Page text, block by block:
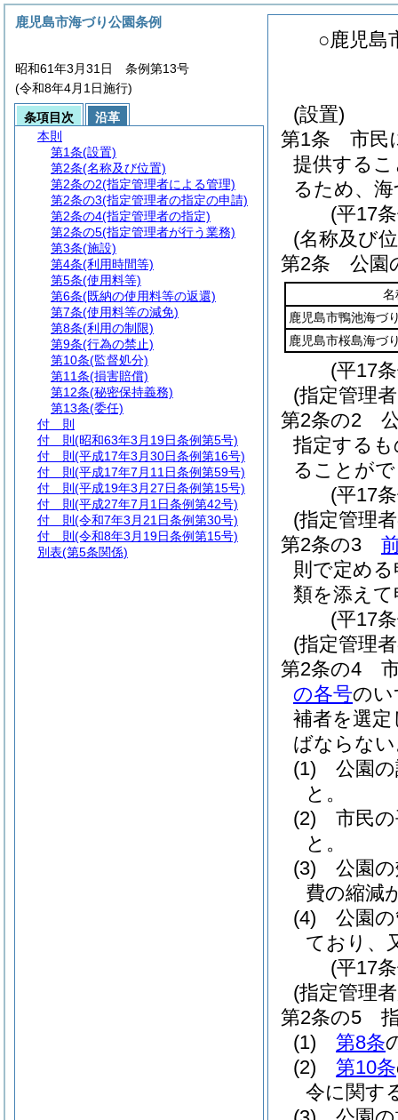
○鹿児島
(設置)
第1条
市民
提供する
るため、
(平17
(名称及び
第2条
公園
名
鹿児島市鴨池海づ
鹿児島市桜島海づ
(平17
(指定管理
第2条の2
指定するも
ることが
(平17
(指定管理
第2条の3
則で定め
類を添え
(平17
(指定管理
第2条の4
の各号のい
補者を選
ばならな
(1)
公園
と。
(2)
市民
と。
(3)
公園
費の縮減
(4)
公園
ており、
(平17
(指定管理
第2条の5
(1)
第8条
(2)
第10条
令に関す
鹿児島市海づり公園条例
昭和61年3月31日 条例第13号
(令和8年4月1日施行)
条項目次
沿革
本則
第1条(設置)
第2条(名称及び位置)
第2条の2(指定管理者による管理)
第2条の3(指定管理者の指定の申請)
第2条の4(指定管理者の指定)
第2条の5(指定管理者が行う業務)
第3条(施設)
第4条(利用時間等)
第5条(使用料等)
第6条(既納の使用料等の返還)
第7条(使用料等の減免)
第8条(利用の制限)
第9条(行為の禁止)
第10条(監督処分)
第11条(損害賠償)
第12条(秘密保持義務)
第13条(委任)
付 則
付 則 (昭和63年3月19日条例第5号)
付 則 (平成17年3月30日条例第16号)
付 則 (平成17年7月11日条例第59号)
付 則 (平成19年3月27日条例第15号)
付 則 (平成27年7月1日条例第42号)
付 則 (令和7年3月21日条例第30号)
付 則 (令和8年3月19日条例第15号)
別表(第5条関係)